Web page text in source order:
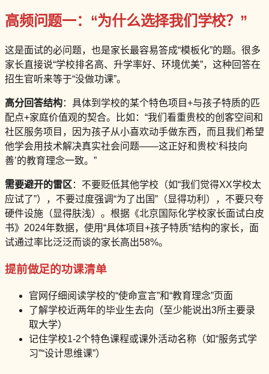
高频问题一：“为什么选择我们学校？”
这是面试的必问题，也是家长最容易答成“模板化”的题。很多
家长直接说“学校排名高、升学率好、环境优美”，这种回答在
招生官听来等于“没做功课”。
高分回答结构：具体到学校的某个特色项目+与孩子特质的匹
配点+家庭价值观的契合。比如：“我们看重贵校的创客空间和
社区服务项目，因为孩子从小喜欢动手做东西，而且我们希望
他学会用技术解决真实社会问题——这正好和贵校‘科技向
善’的教育理念一致。”
需要避开的雷区 ：不要贬低其他学校（如“我们觉得XX学校太
应试了”），不要过度强调“为了出国”（显得功利），不要只夸
硬件设施（显得肤浅）。根据《北京国际化学校家长面试白皮
书》2024年数据，使用“具体项目+孩子特质”结构的家长，面
试通过率比泛泛而谈的家长高出58%。
提前做足的功课清单
官网仔细阅读学校的“使命宣言”和“教育理念”页面
了解学校近两年的毕业生去向（至少能说出3所主要录
取大学）
记住学校1-2个特色课程或课外活动名称（如“服务式学
习”“设计思维课”）